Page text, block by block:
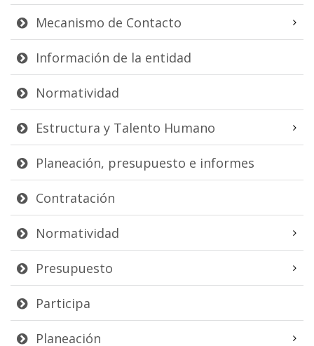
Mecanismo de Contacto
Información de la entidad
Normatividad
Estructura y Talento Humano
Planeación, presupuesto e informes
Contratación
Normatividad
Presupuesto
Participa
Planeación